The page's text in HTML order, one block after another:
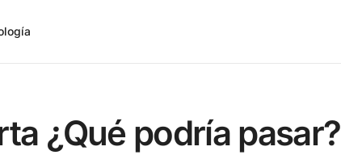
¿Qué podría pasar?